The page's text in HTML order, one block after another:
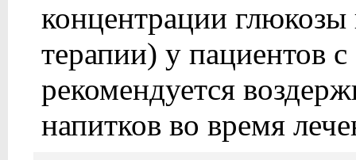
концентрации глюкозы
терапии) у пациентов
рекомендуется
напитков во время